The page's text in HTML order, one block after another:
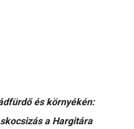
és környékén:
a Hargitára